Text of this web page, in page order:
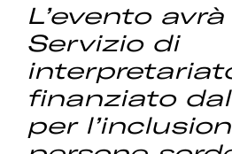
L’evento avrà
Servizio di
finanziato
per